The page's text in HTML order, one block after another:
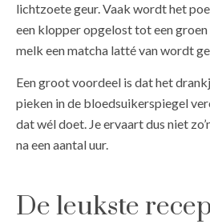
lichtzoete geur. Vaak wordt het
een klopper opgelost tot een groen
melk een matcha latté van wordt
Een groot voordeel is dat het
pieken in de bloedsuikerspiegel
dat wél doet. Je ervaart dus niet
na een aantal uur.
De leukste